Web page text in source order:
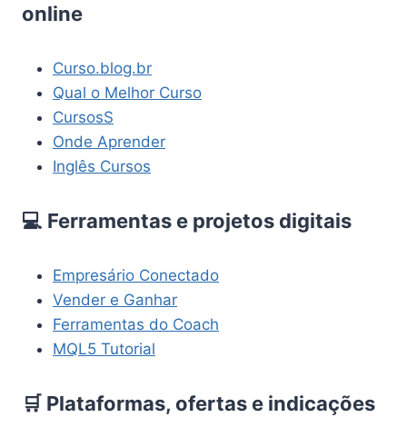
online
Curso.blog.br
Qual o Melhor Curso
CursosS
Onde Aprender
Inglês Cursos
💻 Ferramentas e projetos digitais
Empresário Conectado
Vender e Ganhar
Ferramentas do Coach
MQL5 Tutorial
🛒 Plataformas, ofertas e indicações